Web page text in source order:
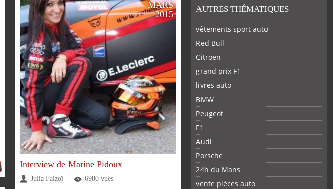
MARS
2015
Interview de Marine Pidoux
Julia Falzoï 6980 vues
AUTRES THÉMATIQUES
vêtements sport auto
Red Bull
Citroën
grand prix F1
livres auto
BMW
Peugeot
F1
Audi
Porsche
24h du Mans
vente pièces auto